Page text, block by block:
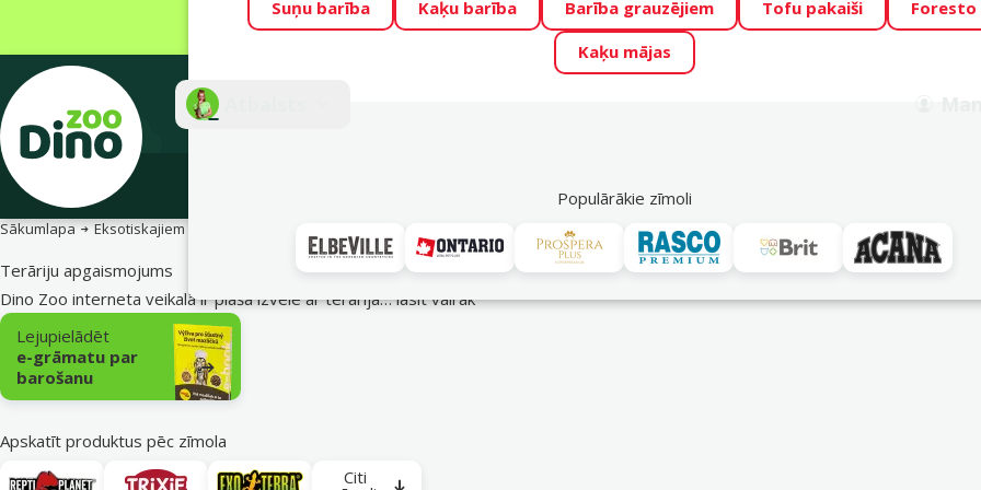
Visu mēnesi Dino Zoo piedāvā lieliskas cenas mīluļu TOP barībām! 🍖 →
Fotokonkurss “GADA ŪSAIŅI”! Varbūt tieši Tavs mīlulis būs 2027. gada
Suņu barība Kaķu barība Barība grauzējiem Tofu pakaiši
Foresto
Kaķu mājas
Populārākie zīmoli
Akciju piedāvājumi
Sākumlapa Eksotiskajiem Terāriju apgaismojums
Terāriju apgaismojums
Dino Zoo interneta veikalā ir plaša izvēle ar terārija…lasīt vairāk
Apakškategorija
Lejupielādēt
e-grāmatu par
barošanu
Apskatīt produktus pēc zīmola
Citi